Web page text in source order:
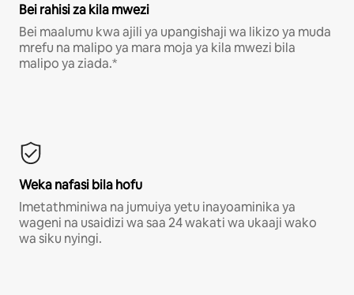
Bei rahisi za kila mwezi
Bei maalumu kwa ajili ya upangishaji wa likizo ya muda
mrefu na malipo ya mara moja ya kila mwezi bila
malipo ya ziada.*
Weka nafasi bila hofu
Imetathminiwa na jumuiya yetu inayoaminika ya
wageni na usaidizi wa saa 24 wakati wa ukaaji wako
wa siku nyingi.